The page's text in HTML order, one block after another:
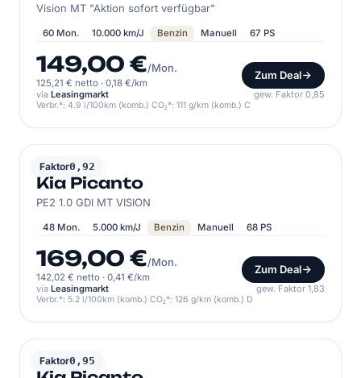
Vision MT "Aktion sofort verfügbar"
60 Mon. 10.000 km/J Benzin Manuell 67 PS
149,00 €/Mon.
125,21 € netto · 0,18 €/km
Zum Deal
via Leasingmarkt gew. Faktor 0,85
Verbr.*: 4.9 l/100km (komb.) CO₂*: 111 g/km (komb.) C
Faktor0,92
KIA
Kia Picanto
PE2 1.0 GDI MT VISION
48 Mon. 5.000 km/J Benzin Manuell 68 PS
169,00 €/Mon.
142,02 € netto · 0,41 €/km
Zum Deal
via Leasingmarkt gew. Faktor 1,83
Verbr.*: 5.2 l/100km (komb.) CO₂*: 126 g/km (komb.) D
Faktor0,95
KIA